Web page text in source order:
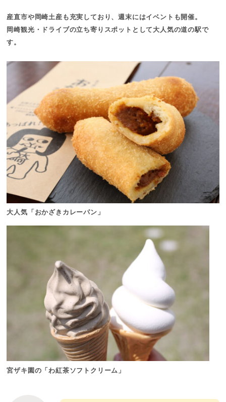
産直市や岡崎土産も充実しており、週末にはイベントも開催。
岡崎観光・ドライブの立ち寄りスポットとして大人気の道の駅で
す。
大人気「おかざきカレーパン」
宮ザキ園の「わ紅茶ソフトクリーム」